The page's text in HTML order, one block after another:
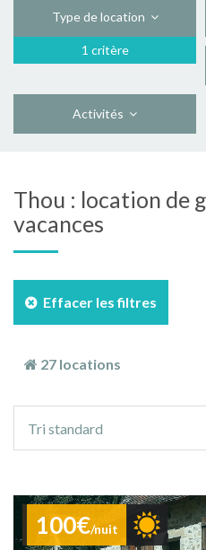
Type de location
1 critère
Activités
Thou : location de
vacances
Effacer les filtres
27 locations
tri
Tri standard
100€/nuit